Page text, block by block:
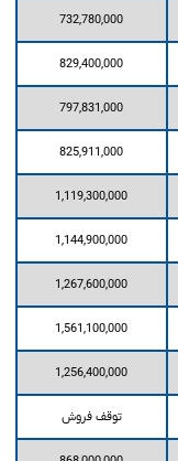
732,780,000
829,400,000
797,831,000
825,911,000
1,119,300,000
1,144,900,000
1,267,600,000
1,561,100,000
1,256,400,000
توقف فروش